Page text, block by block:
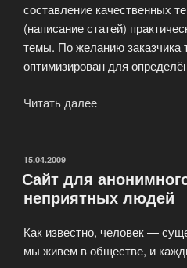
составление качественных
(написание статей)
темы. По желанию заказчика
оптимизирован для
Читать далее
ОПУБЛИКОВАНО
15.04.2009
Сайт для
неприятных людей
Как известно, человек —
мы живем в обществе, и